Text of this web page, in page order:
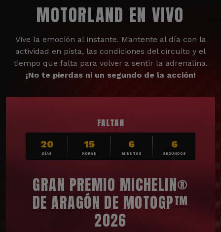
MOTORLAND EN VIVO
Vive la emoción al instante. Mantente al día con la
actividad en pista, las condiciones del circuito y el
tiempo que falta para volver a sentir la adrenalina.
¡No te pierdas ni un segundo de la acción!
FALTAN
20
DÍAS
15
HORAS
6
MINUTOS
5
SEGUNDOS
GRAN PREMIO MICHELIN®
DE ARAGÓN DE MOTOGP™
2026